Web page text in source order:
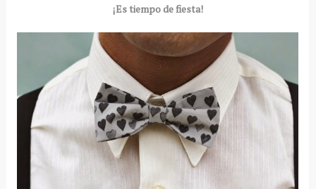
¡Es tiempo de fiesta!